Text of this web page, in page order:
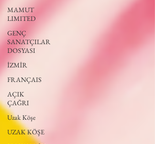
MAMUT
LIMITED
GENÇ
SANATÇILAR
DOSYASI
İZMİR
FRANÇAIS
AÇIK
ÇAĞRI
Uzak Köşe
UZAK KÖŞE